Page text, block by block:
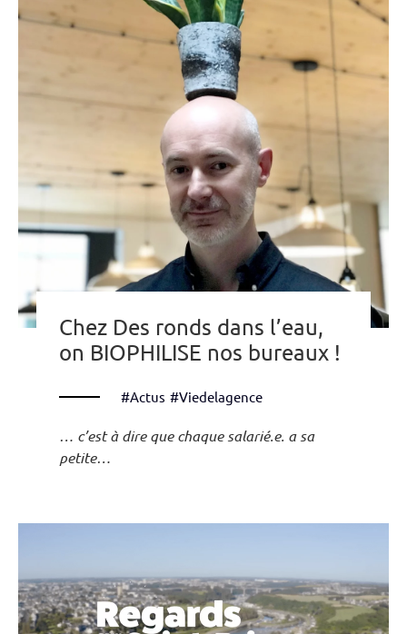
Chez Des ronds dans l’eau,
on BIOPHILISE nos bureaux !
#Actus #Viedelagence
… c’est à dire que chaque salarié.e. a sa
petite…